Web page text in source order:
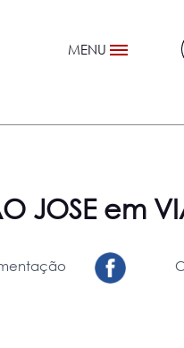
MENU
JOSE em